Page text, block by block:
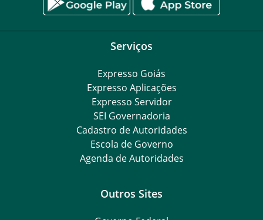
Serviços
Expresso Goiás
Expresso Aplicações
Expresso Servidor
SEI Governadoria
Cadastro de Autoridades
Escola de Governo
Agenda de Autoridades
Outros Sites